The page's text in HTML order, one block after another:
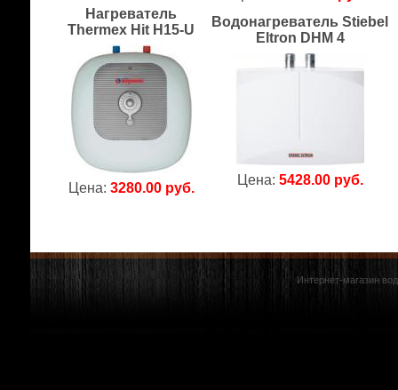
Нагреватель
Thermex Hit H15-U
Цена: 3280.00 руб.
Водонагреватель Stiebel
Eltron DHM 4
Цена: 5428.00 руб.
Интернет-магазин